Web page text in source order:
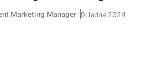
Marketing Manager 9. ledna 2024